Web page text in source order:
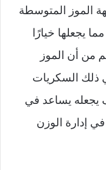
الموز المتوسطة
مما يجعلها خيارًا
من أن الموز
ذلك السكريات
يجعله يساعد في
إدارة الوزن